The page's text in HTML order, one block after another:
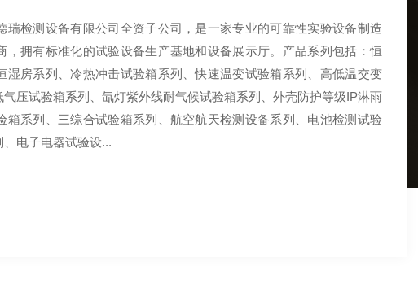
瑞检测设备有限公司全资子公司，是一家专业的可靠性实验设备制造
，拥有标准化的试验设备生产基地和设备展示厅。产品系列包括：恒
湿房系列、冷热冲击试验箱系列、快速温变试验箱系列、高低温交变
压试验箱系列、氙灯紫外线耐气候试验箱系列、外壳防护等级IP淋雨
箱系列、三综合试验箱系列、航空航天检测设备系列、电池检测试验
电子电器试验设...